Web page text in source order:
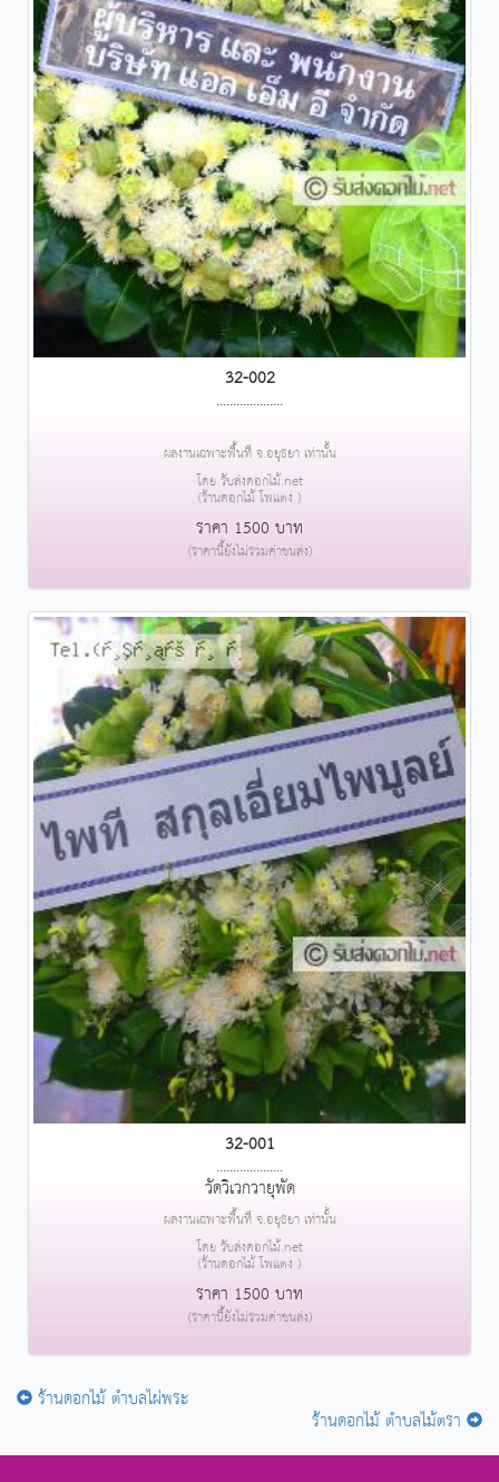
32-002
....................
ผลงานเฉพาะพื้นที่ จ.อยุธยา เท่านั้น
โดย รับส่งดอกไม้.net
(ร้านดอกไม้ โพแตง )
ราคา 1500 บาท
(ราคานี้ยังไม่รวมค่าขนส่ง)
32-001
....................
วัดวิเวกวายุพัด
ผลงานเฉพาะพื้นที่ จ.อยุธยา เท่านั้น
โดย รับส่งดอกไม้.net
(ร้านดอกไม้ โพแตง )
ราคา 1500 บาท
(ราคานี้ยังไม่รวมค่าขนส่ง)
ร้านดอกไม้ ตำบลไผ่พระ
ร้านดอกไม้ ตำบลไม้ตรา